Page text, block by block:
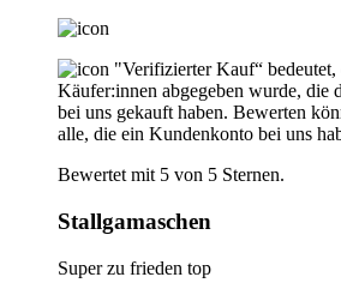
"Verifizierter Kauf“
Käufer:innen abgegeben wurde, die
bei uns gekauft haben. Bewerten
alle, die ein Kundenkonto bei uns
Bewertet mit 5 von 5 Sternen.
Stallgamaschen
Super zu frieden top